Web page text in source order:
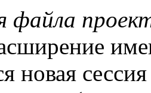
файла
новая